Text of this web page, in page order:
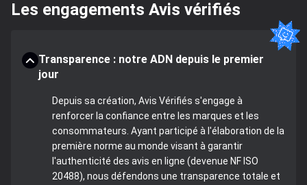
Les engagements Avis vérifiés
Transparence : notre ADN depuis le premier
jour
Depuis sa création, Avis Vérifiés s'engage à
renforcer la confiance entre les marques et les
consommateurs. Ayant participé à l'élaboration de la
première norme au monde visant à garantir
l'authenticité des avis en ligne (devenue NF ISO
20488), nous défendons une transparence totale et